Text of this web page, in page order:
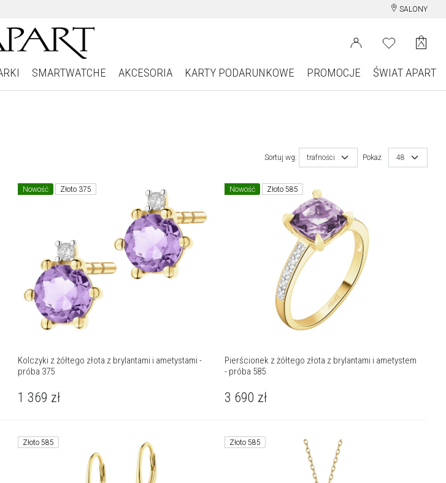
SALONY
SMARTWATCHE AKCESORIA KARTY PODARUNKOWE PROMOCJE ŚWIAT APART
Sortuj wg: trafności Pokaż 48
Nowość Złoto 375
Kolczyki z żółtego złota z brylantami i ametystami -
próba 375
1 369 zł
Nowość Złoto 585
Pierścionek z żółtego złota z brylantami i ametystem
- próba 585
3 690 zł
Złoto 585 Złoto 585